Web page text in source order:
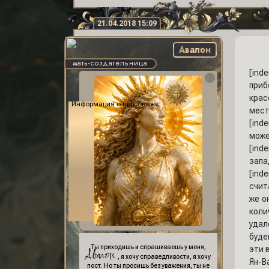
21.04.2018 15:09
Авалон
мать-создательница
Информация о персонаже:
Фон профиля:
Ты приходишь и спрашиваешь у меня,
Авалон
, я хочу справедливости, я хочу
пост. Но ты просишь без уважения, ты не
же
эти
Ян-